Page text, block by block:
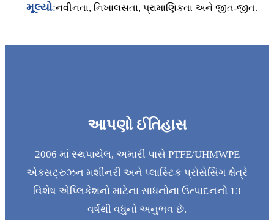
મૂલ્યો:નવીનતા, નિખાલસતા, પ્રામાણિકતા અને જીત-જીત.
આપણો ઈતિહાસ
2006 માં સ્થપાયેલ, અમારી પાસે PTFE/UHMWPE
એક્સટ્રુઝન મશીનરી અને પ્લાસ્ટિક પ્રોસેસિંગ ક્ષેત્રે
વિશેષ એપ્લિકેશનો માટેના સાધનોના ઉત્પાદનનો 13
વર્ષથી વધુનો અનુભવ છે.